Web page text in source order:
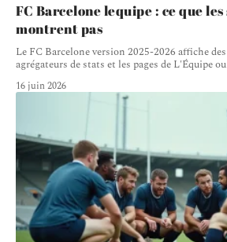
FC Barcelone lequipe : ce que
montrent pas
Le FC Barcelone version 2025-2026 affiche
agrégateurs de stats et les pages de L'Équipe ou
16 juin 2026